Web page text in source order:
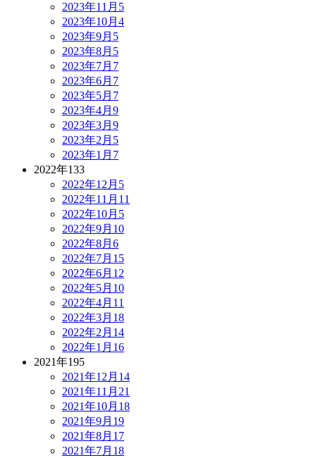
2023年11月 5
2023年10月 4
2023年9月 5
2023年8月 5
2023年7月 7
2023年6月 7
2023年5月 7
2023年4月 9
2023年3月 9
2023年2月 5
2023年1月 7
2022年133
2022年12月 5
2022年11月 11
2022年10月 5
2022年9月 10
2022年8月 6
2022年7月 15
2022年6月 12
2022年5月 10
2022年4月 11
2022年3月 18
2022年2月 14
2022年1月 16
2021年195
2021年12月 14
2021年11月 21
2021年10月 18
2021年9月 19
2021年8月 17
2021年7月 18